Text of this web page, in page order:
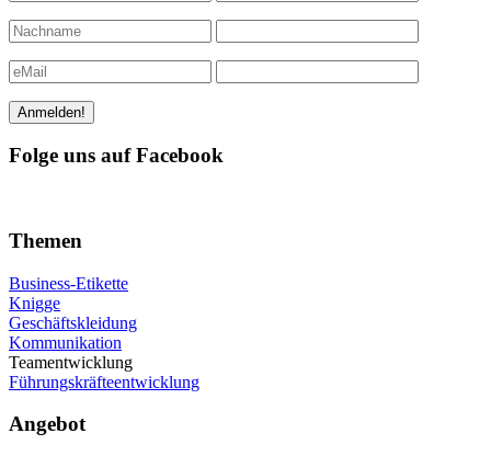
Folge uns auf Facebook
Themen
Business-Etikette
Knigge
Geschäftskleidung
Kommunikation
Teamentwicklung
Führungskräfteentwicklung
Angebot